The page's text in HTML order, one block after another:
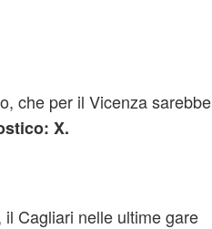
che per il Vicenza sarebbe
X.
Cagliari nelle ultime gare